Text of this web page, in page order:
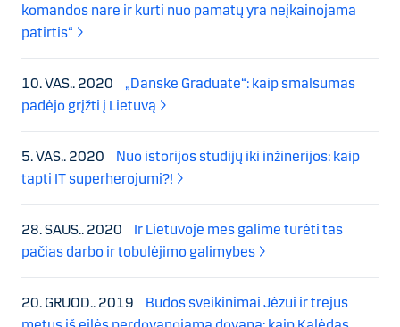
komandos nare ir kurti nuo pamatų yra neįkainojama
patirtis“
10. VAS.. 2020
„Danske Graduate“: kaip smalsumas
padėjo grįžti į Lietuvą
5. VAS.. 2020
Nuo istorijos studijų iki inžinerijos: kaip
tapti IT superherojumi?!
28. SAUS.. 2020
Ir Lietuvoje mes galime turėti tas
pačias darbo ir tobulėjimo galimybes
20. GRUOD.. 2019
Budos sveikinimai Jėzui ir trejus